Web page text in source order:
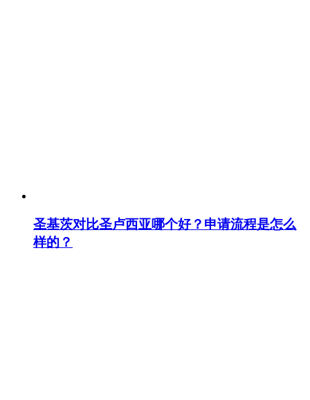
圣基茨对比圣卢西亚哪个好？申请流程是怎么
样的？